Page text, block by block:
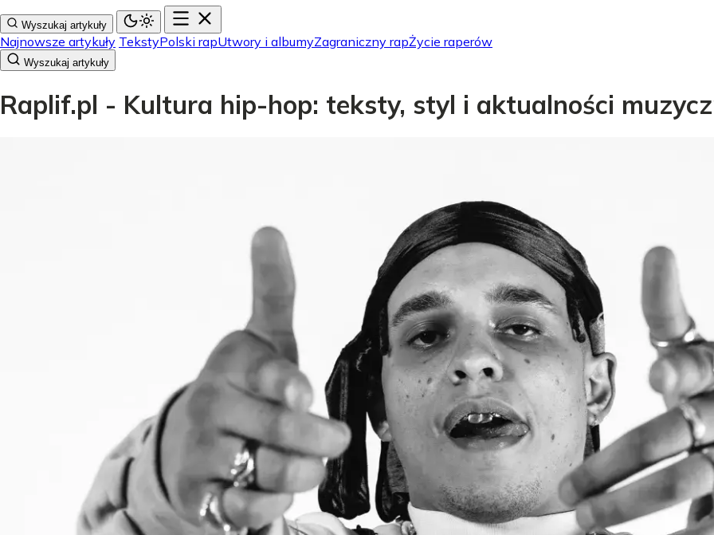
Wyszukaj artykuły
Najnowsze artykuły TekstyPolski rapUtwory i albumyZagraniczny rapŻycie raperów
Wyszukaj artykuły
Raplif.pl - Kultura hip-hop: teksty, styl i aktualności